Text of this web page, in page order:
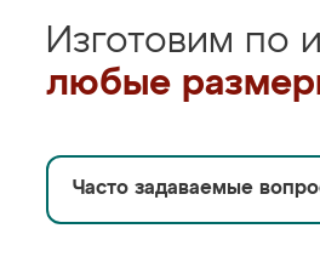
Изготовим по
любые
Часто задаваемые